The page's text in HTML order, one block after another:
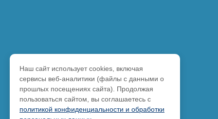
Наш сайт использует cookies, включая
сервисы веб-аналитики (файлы с данными о
прошлых посещениях сайта). Продолжая
пользоваться сайтом, вы соглашаетесь с
политикой конфиденциальности и обработки